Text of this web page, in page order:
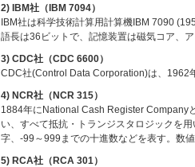
2) IBM社（IBM 7094）
IBM社は科学技術計算用計算機IBM 7090
語長は36ビットで、記憶装置は磁気コア、
3) CDC社（CDC 6600）
CDC社(Control Data Corporation)は、1962
4) NCR社（NCR 315）
1884年にNational Cash Register Company
い、すべて抵抗・トランジスタロジックを
字、-99～999までの十進数などを表す。数
5) RCA社（RCA 301）